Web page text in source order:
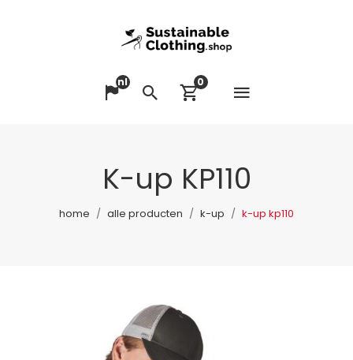
Taal veranderen
nl
ZoekenWinkelwagen
0
K-up KP110
home alle producten k-up k-up kp110